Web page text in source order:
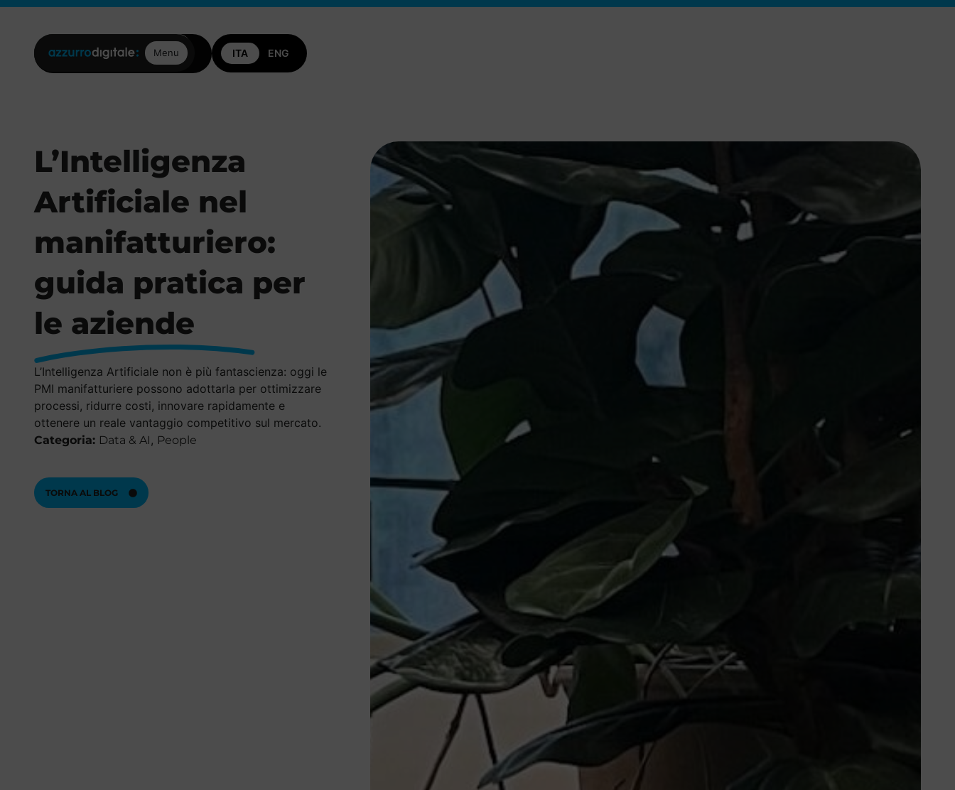
Posizioni aperte
Contattaci
Menu
L’Intelligenza
Artificiale nel
manifatturiero:
guida pratica per
le aziende
L’Intelligenza Artificiale non è più fantascienza: oggi le
PMI manifatturiere possono adottarla per ottimizzare
processi, ridurre costi, innovare rapidamente e
ottenere un reale vantaggio competitivo sul mercato.
Categoria: Data & AI, People
TORNA AL BLOG